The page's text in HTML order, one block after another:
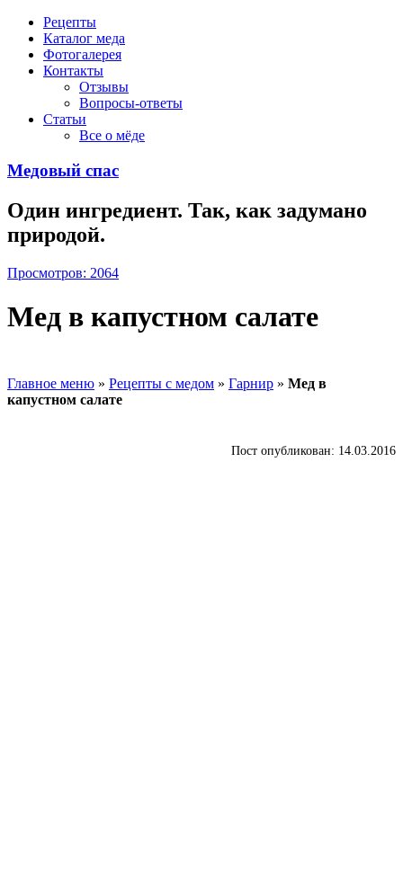
Рецепты
Каталог меда
Фотогалерея
Контакты
Отзывы
Вопросы-ответы
Статьи
Все о мёде
Медовый спас
Один ингредиент. Так, как задумано
природой.
Просмотров: 2064
Мед в капустном салате
Главное меню » Рецепты с медом » Гарнир » Мед в
капустном салате
Пост опубликован: 14.03.2016